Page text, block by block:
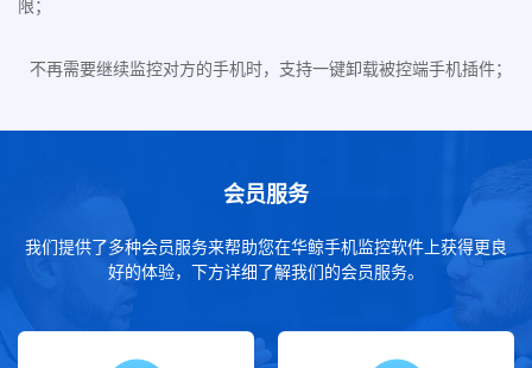
限；
不再需要继续监控对方的手机时，支持一键卸载被控端手机插件；
会员服务
我们提供了多种会员服务来帮助您在华鲸手机监控软件上获得更良
好的体验，下方详细了解我们的会员服务。